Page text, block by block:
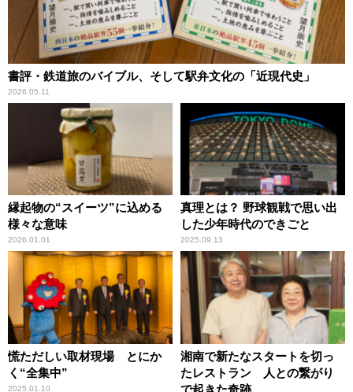
書評・鉄道旅のバイブル、そして駅弁文化の「近現代史」
2026.05.11
縁起物の“スイーツ”に込める
様々な意味
2026.01.01
真理とは？ 野球観戦で思い出
した少年時代のできごと
2025.09.13
慌ただしい取材現場 とにか
く“全集中”
2025.01.10
湘南で新たなスタートを切っ
たレストラン 人との繋がり
で起きた奇跡